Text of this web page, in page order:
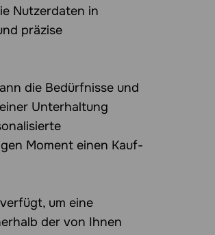
Nutzerdaten in
präzise
die Bedürfnisse und
Unterhaltung
Moment einen Kauf-
um eine
der von Ihnen